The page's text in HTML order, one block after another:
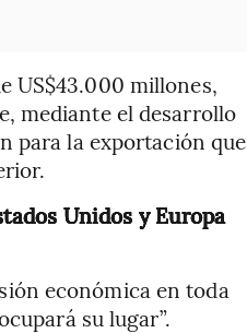
US$43.000 millones,
mediante el desarrollo
para la exportación que
Unidos y Europa
económica en toda
su lugar”.